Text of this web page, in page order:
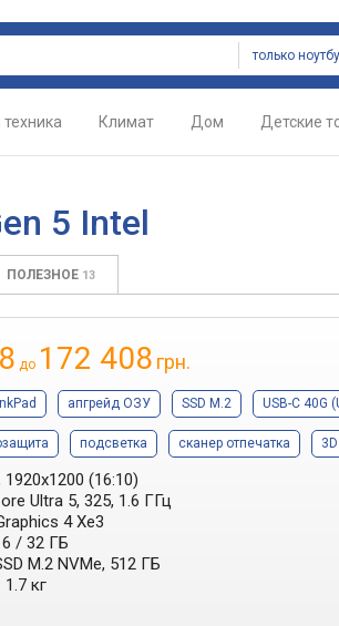
только
Климат Дом Детские
5 Intel
ПОЛЕЗНОЕ 13
до 172 408 грн.
апгрейд ОЗУ SSD M.2 USB-C 40G
подсветка сканер отпечатка
1920x1200 (16:10)
Ultra 5, 325, 1.6 ГГц
4 Xe3
/ 32 ГБ
M.2 NVMe, 512 ГБ
1.7 кг